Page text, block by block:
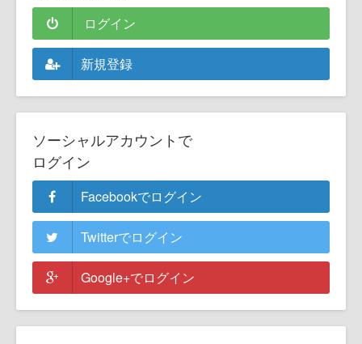
ログイン
新規登録
ソーシャルアカウントで
ログイン
Facebookでログイン
Twitterでログイン
Google+でログイン